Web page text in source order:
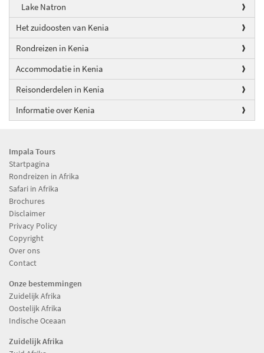
Lake Natron
Het zuidoosten van Kenia
Rondreizen in Kenia
Accommodatie in Kenia
Reisonderdelen in Kenia
Informatie over Kenia
Impala Tours
Startpagina
Rondreizen in Afrika
Safari in Afrika
Brochures
Disclaimer
Privacy Policy
Copyright
Over ons
Contact
Onze bestemmingen
Zuidelijk Afrika
Oostelijk Afrika
Indische Oceaan
Zuidelijk Afrika